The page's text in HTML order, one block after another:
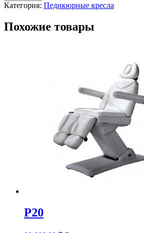
Категория: Педикюрные кресла
Похожие товары
P20